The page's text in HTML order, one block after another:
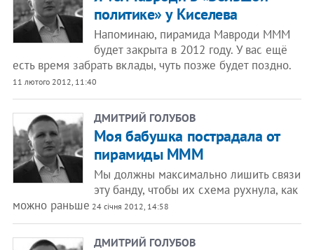
политике» у Киселева
Напоминаю, пирамида Мавроди МММ
будет закрыта в 2012 году. У вас ещё
есть время забрать вклады, чуть позже будет поздно.
11 лютого 2012, 11:40
ДМИТРИЙ ГОЛУБОВ
Моя бабушка пострадала от
пирамиды МММ
Мы должны максимально лишить связи
эту банду, чтобы их схема рухнула, как
можно раньше 24 січня 2012, 14:58
ДМИТРИЙ ГОЛУБОВ